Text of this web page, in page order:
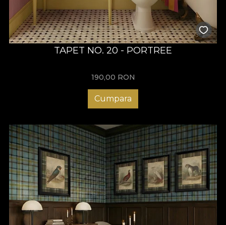
TAPET NO. 20 - PORTREE
190,00 RON
Cumpara